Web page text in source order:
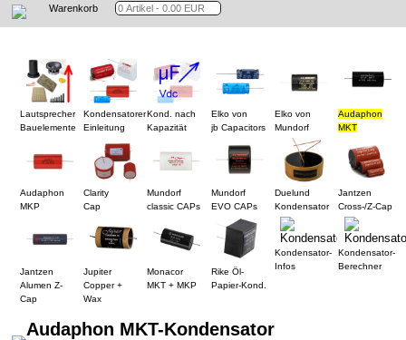
Warenkorb
Lautsprecher
Bauelemente
Kondensatoren
Einleitung
Kond. nach
Kapazität
Elko von
jb Capacitors
Elko von
Mundorf
Audaphon
MKT
Audaphon
MKP
Clarity
Cap
Mundorf
classic CAPs
Mundorf
EVO CAPs
Duelund
Kondensator
Jantzen
Cross-/Z-Cap
Jantzen
Alumen Z-
Cap
Jupiter
Copper +
Wax
Monacor
MKT + MKP
Rike Öl-
Papier-Kond.
Kondensator-
Infos
Kondensator-
Berechner
Audaphon MKT-Kondensator